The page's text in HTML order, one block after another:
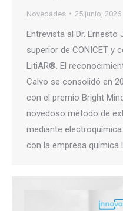
Novedades 25 junio, 2026
Entrevista al Dr. Ernesto
superior de CONICET y
LitiAR®. El
Calvo se consolidó en
con el premio Bright
novedoso método de
mediante
con la empresa química